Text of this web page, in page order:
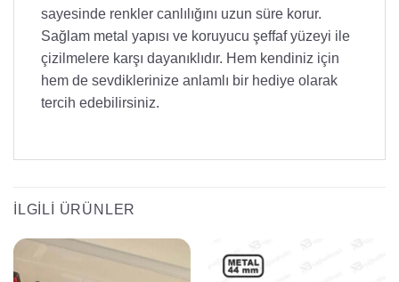
sayesinde renkler canlılığını uzun süre korur.
Sağlam metal yapısı ve koruyucu şeffaf yüzeyi ile
çizilmelere karşı dayanıklıdır. Hem kendiniz için
hem de sevdiklerinize anlamlı bir hediye olarak
tercih edebilirsiniz.
İLGILI ÜRÜNLER